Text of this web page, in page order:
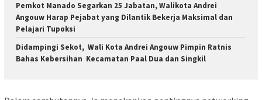
Pemkot Manado Segarkan 25 Jabatan, Walikota Andrei
Angouw Harap Pejabat yang Dilantik Bekerja Maksimal dan
Pelajari Tupoksi
Didampingi Sekot, Wali Kota Andrei Angouw Pimpin Ratnis
Bahas Kebersihan Kecamatan Paal Dua dan Singkil